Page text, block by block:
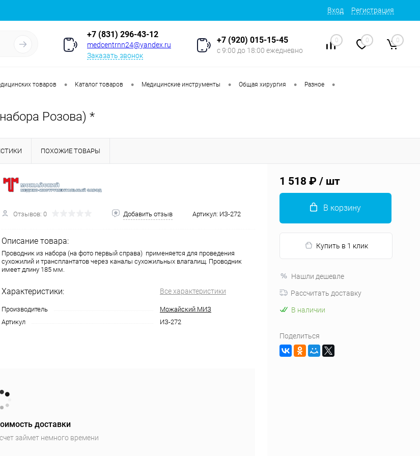
Вход Регистрация
+7 (831) 296-43-12
medcentrnn24@yandex.ru
Заказать звонок
+7 (920) 015-15-45
с 9:00 до 18:00 ежедневно
0 0 0
товаров • Каталог товаров • Медицинские инструменты • Общая хирургия • Разное •
Розова) *
ПОХОЖИЕ ТОВАРЫ
Отзывов: 0 Добавить отзыв Артикул: ИЗ-272
Описание товара:
Проводник из набора (на фото первый справа) применяется для проведения
сухожилий и трансплантатов через каналы сухожильных влагалищ. Проводник
имеет длину 185 мм.
Характеристики: Все характеристики
Производитель
Можайский МИЗ
Артикул
ИЗ-272
доставки
займет немного времени
1 518 ₽ / шт
В корзину
Купить в 1 клик
Нашли дешевле
Рассчитать доставку
В наличии
Поделиться